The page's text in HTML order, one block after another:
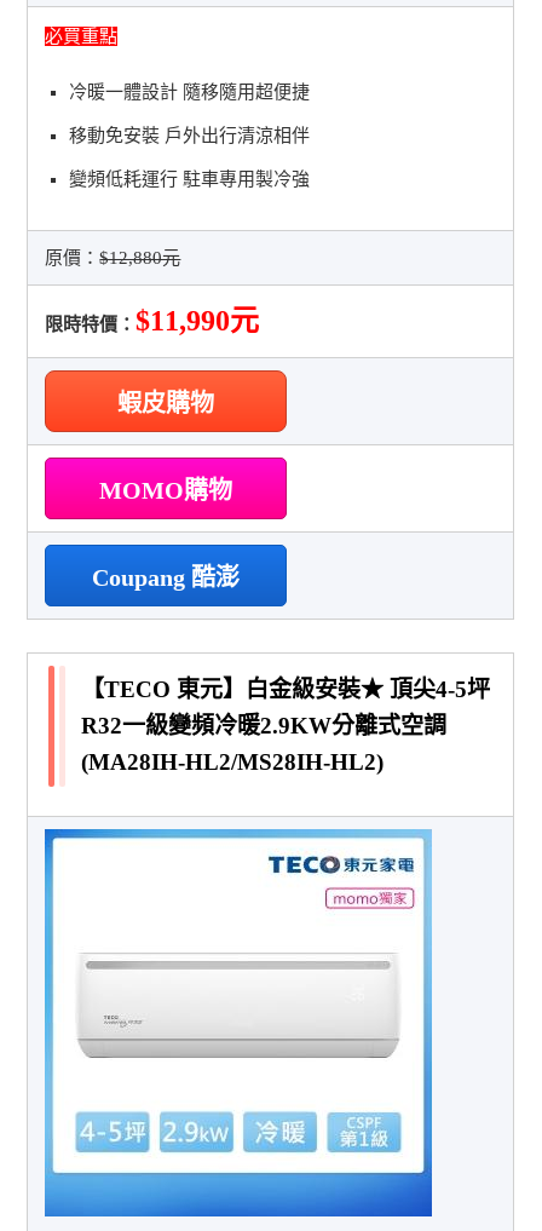
必買重點
冷暖一體設計 隨移隨用超便捷
移動免安裝 戶外出行清涼相伴
變頻低耗運行 駐車專用製冷強
原價：$12,880元
限時特價：$11,990元
蝦皮購物
MOMO購物
Coupang 酷澎
【TECO 東元】白金級安裝★ 頂尖4-5坪
R32一級變頻冷暖2.9KW分離式空調
(MA28IH-HL2/MS28IH-HL2)